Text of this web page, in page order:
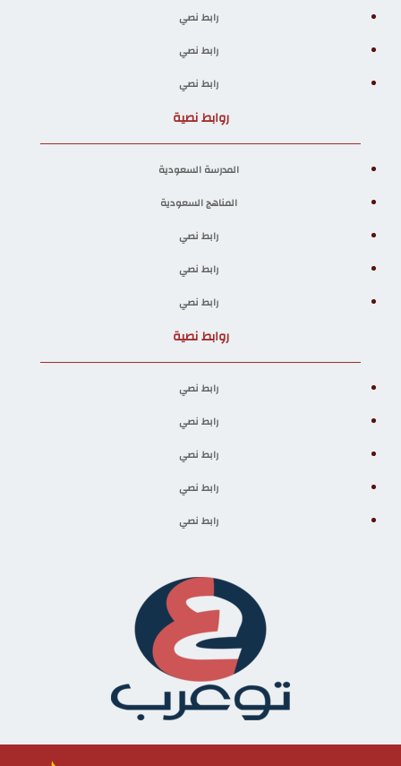
رابط نصي
رابط نصي
رابط نصي
روابط نصية
المدرسة السعودية
المناهج السعودية
رابط نصي
رابط نصي
رابط نصي
روابط نصية
رابط نصي
رابط نصي
رابط نصي
رابط نصي
رابط نصي